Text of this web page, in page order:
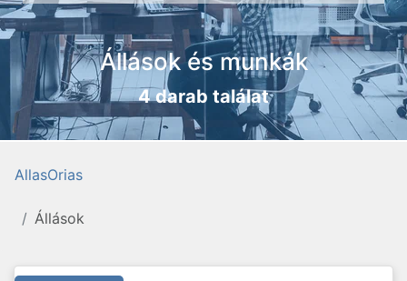
Állások és munkák
4 darab találat
AllasOrias
Állások